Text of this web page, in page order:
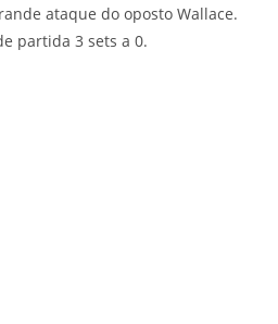
ataque do oposto Wallace.
partida 3 sets a 0.